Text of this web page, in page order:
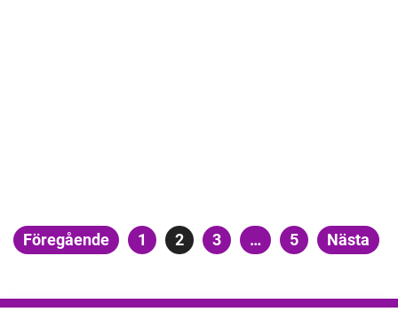
Sidnumrering
Föregående Sida
1 Sida
2 Sida
3 … Sida
5 Nästa